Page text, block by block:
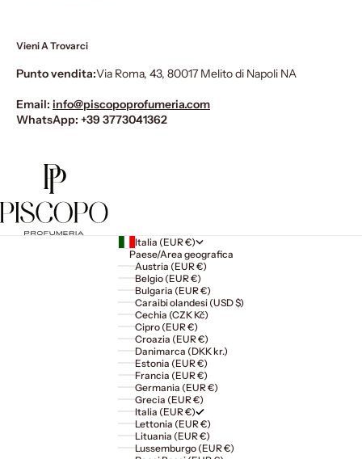
Vieni A Trovarci
Punto vendita:Via Roma, 43, 80017 Melito di Napoli NA
Email: info@piscopoprofumeria.com
WhatsApp: +39 3773041362
Italia (EUR €)
Paese/Area geografica
Austria (EUR €)
Belgio (EUR €)
Bulgaria (EUR €)
Caraibi olandesi (USD $)
Cechia (CZK Kč)
Cipro (EUR €)
Croazia (EUR €)
Danimarca (DKK kr.)
Estonia (EUR €)
Francia (EUR €)
Germania (EUR €)
Grecia (EUR €)
Italia (EUR €)
Lettonia (EUR €)
Lituania (EUR €)
Lussemburgo (EUR €)